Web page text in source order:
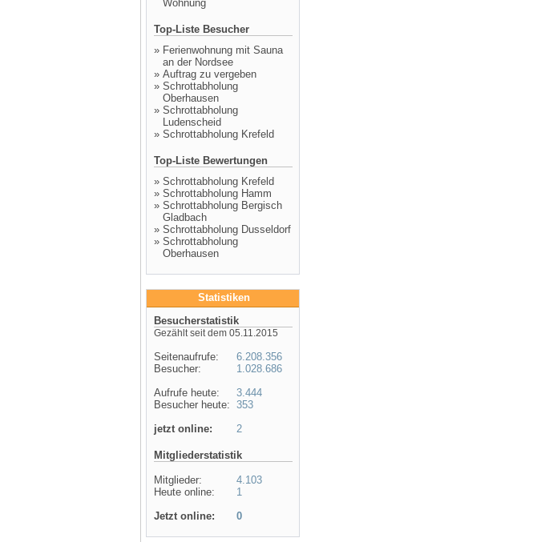
Wohnung
Top-Liste Besucher
» Ferienwohnung mit Sauna
an der Nordsee
» Auftrag zu vergeben
» Schrottabholung
Oberhausen
» Schrottabholung
Ludenscheid
» Schrottabholung Krefeld
Top-Liste Bewertungen
» Schrottabholung Krefeld
» Schrottabholung Hamm
» Schrottabholung Bergisch
Gladbach
» Schrottabholung Dusseldorf
» Schrottabholung
Oberhausen
Statistiken
Besucherstatistik
Gezählt seit dem 05.11.2015
Seitenaufrufe:
Besucher:
Aufrufe heute:
Besucher heute:
jetzt online:
6.208.356
1.028.686
3.444
353
2
Mitgliederstatistik
Mitglieder:
Heute online:
4.103
1
Jetzt online:
0